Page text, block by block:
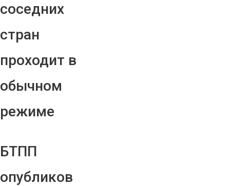
соседних
стран
проходит в
обычном
режиме
БТПП
опубликов